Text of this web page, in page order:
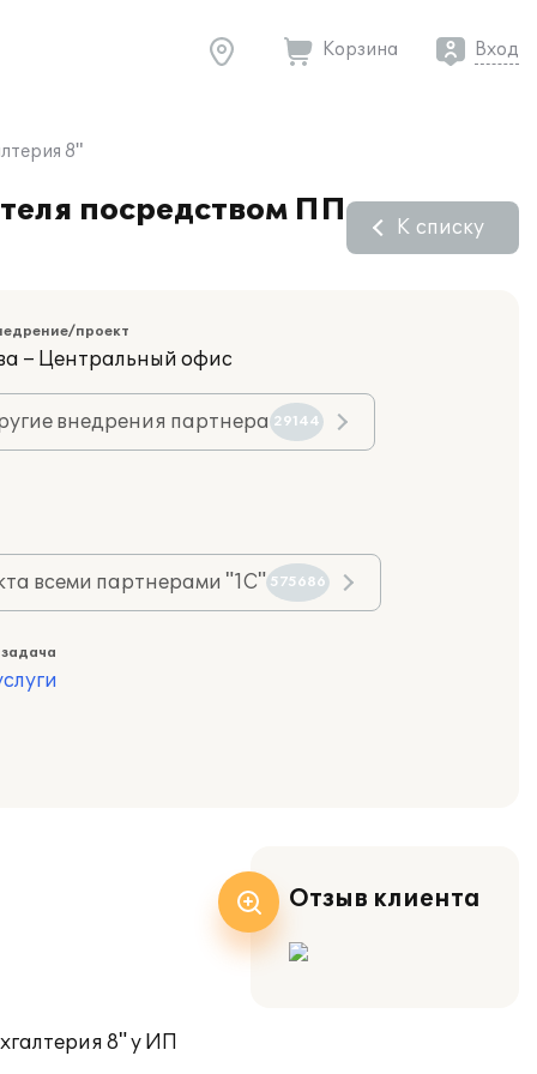
Корзина Вход
8"
посредством ПП
К списку
проект
– Центральный офис
внедрения партнера 29144
всеми партнерами "1С" 575686
8" у ИП
Отзыв клиента